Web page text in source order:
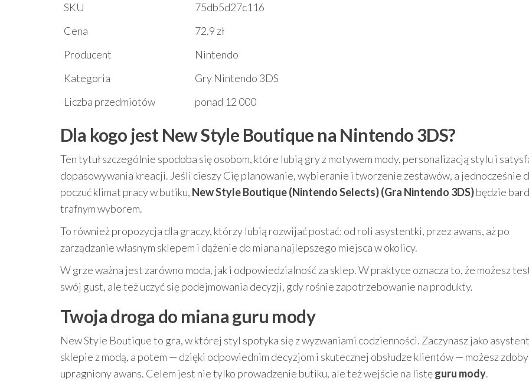
SKU
75db5d27c116
Cena
72.9 zł
Producent
Nintendo
Kategoria
Gry Nintendo 3DS
Liczba przedmiotów
ponad 12 000
Dla kogo jest New Style Boutique na Nintendo 3DS?
Ten tytuł szczególnie spodoba się osobom, które lubią gry z motywem mody, personalizacją stylu i
dopasowywania kreacji. Jeśli cieszy Cię planowanie, wybieranie i tworzenie zestawów, a jednocześnie
poczuć klimat pracy w butiku, New Style Boutique (Nintendo Selects) (Gra Nintendo 3DS)będzie
trafnym wyborem.
To również propozycja dla graczy, którzy lubią rozwijać postać: od roli asystentki, przez awans, aż po
zarządzanie własnym sklepem i dążenie do miana najlepszego miejsca w okolicy.
W grze ważna jest zarówno moda, jak i odpowiedzialność za sklep. W praktyce oznacza to, że możesz
swój gust, ale też uczyć się podejmowania decyzji, gdy rośnie zapotrzebowanie na produkty.
Twoja droga do miana guru mody
New Style Boutique to gra, w której styl spotyka się z wyzwaniami codzienności. Zaczynasz jako
sklepie z modą, a potem — dzięki odpowiednim decyzjom i skutecznej obsłudze klientów — możesz
upragniony awans. Celem jest nie tylko prowadzenie butiku, ale też wejście na listęguru mody.